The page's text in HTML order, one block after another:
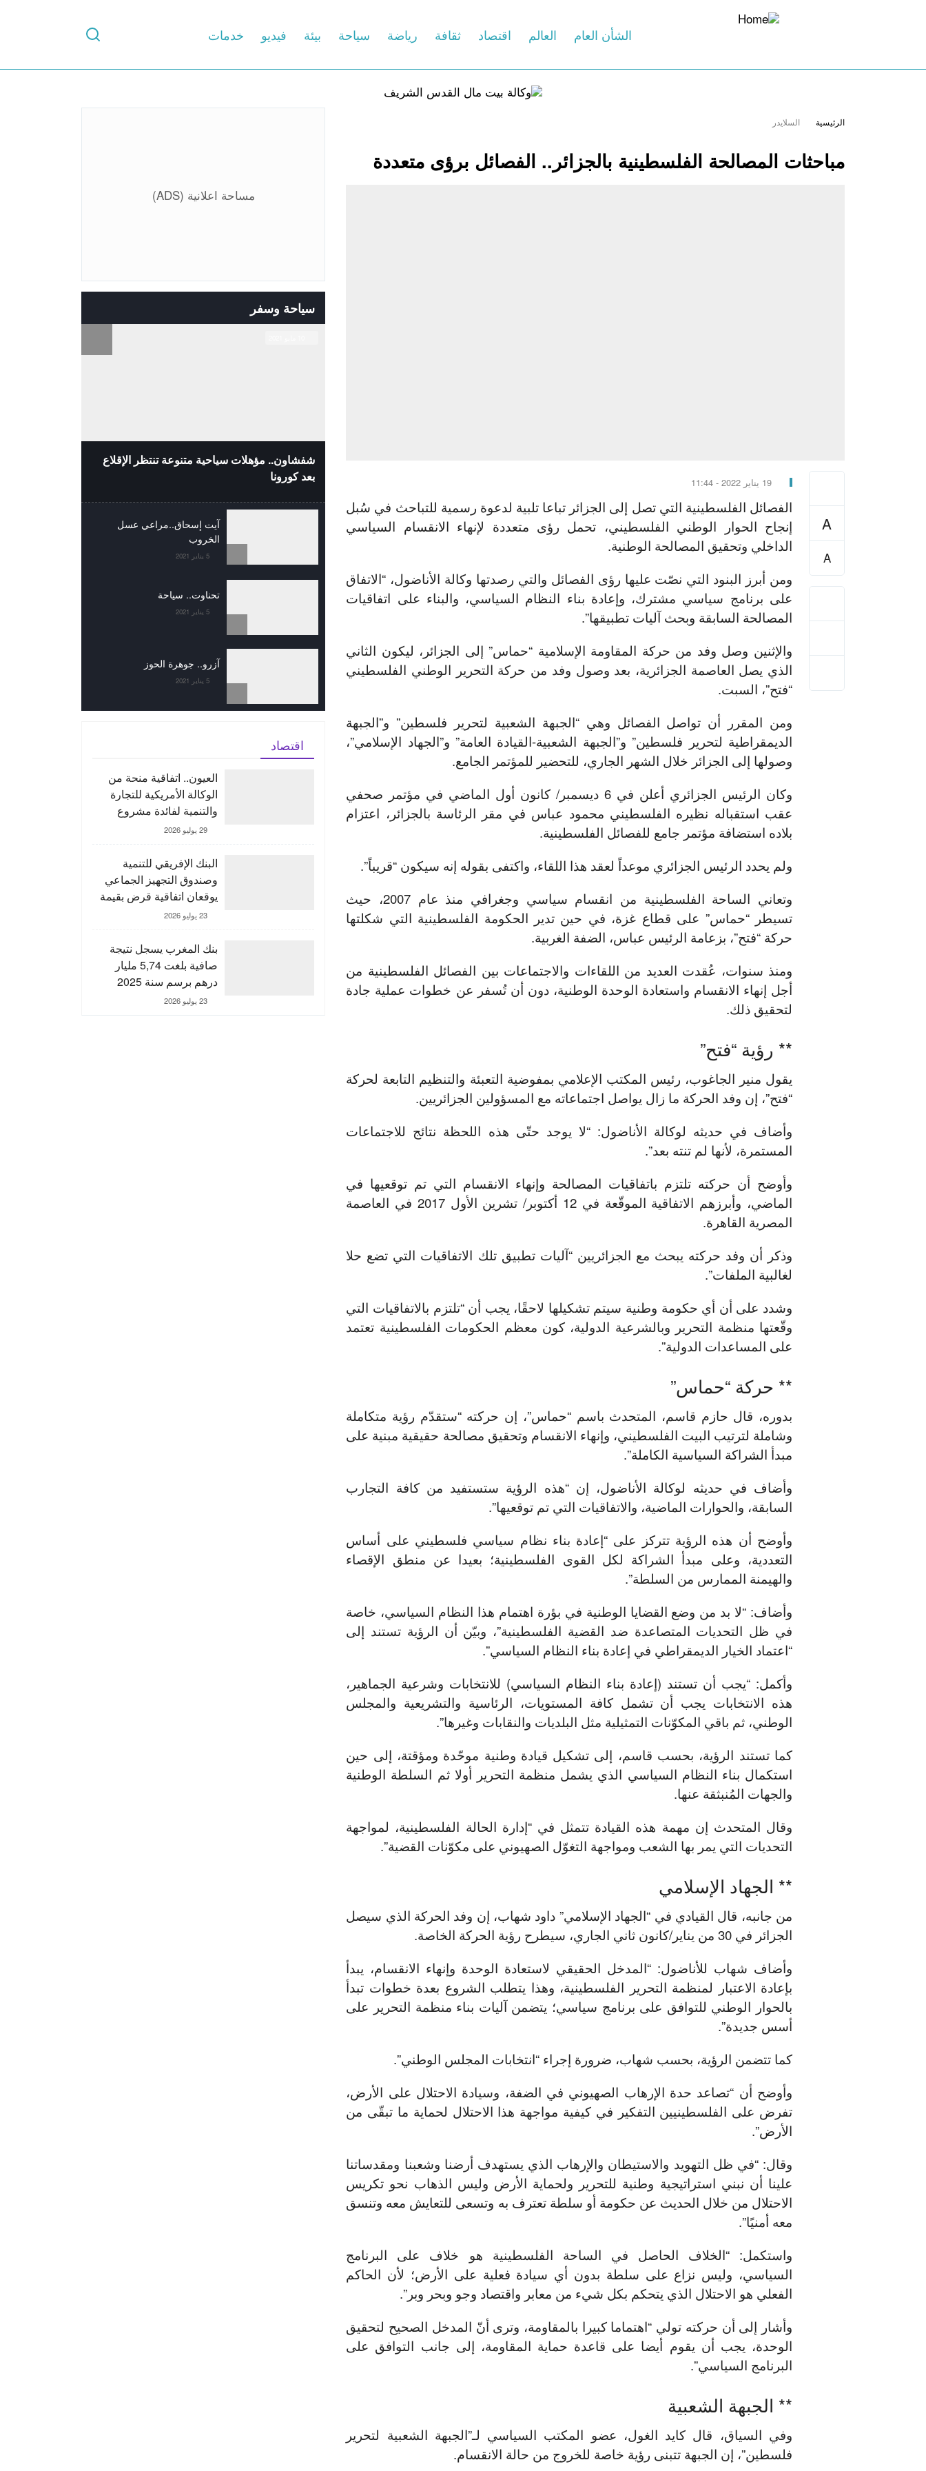
الشأن العام العالم اقتصاد ثقافة رياضة سياحة بيئة فيديو خدمات
الرئيسية السلايدر
مباحثات المصالحة الفلسطينية بالجزائر.. الفصائل برؤى متعددة
الفصائل الفلسطينية التي تصل إلى الجزائر تباعا تلبية لدعوة رسمية للتباحث في سُبل
إنجاح الحوار الوطني الفلسطيني، تحمل رؤى متعددة لإنهاء الانقسام السياسي
الداخلي وتحقيق المصالحة الوطنية.
ومن أبرز البنود التي نصّت عليها رؤى الفصائل والتي رصدتها وكالة الأناضول، “الاتفاق
على برنامج سياسي مشترك، وإعادة بناء النظام السياسي، والبناء على اتفاقيات
المصالحة السابقة وبحث آليات تطبيقها”.
والإثنين وصل وفد من حركة المقاومة الإسلامية “حماس” إلى الجزائر، ليكون الثاني
الذي يصل العاصمة الجزائرية، بعد وصول وفد من حركة التحرير الوطني الفلسطيني
“فتح”، السبت.
ومن المقرر أن تواصل الفصائل وهي “الجبهة الشعبية لتحرير فلسطين” و”الجبهة
الديمقراطية لتحرير فلسطين” و”الجبهة الشعبية-القيادة العامة” و”الجهاد الإسلامي”،
وصولها إلى الجزائر خلال الشهر الجاري، للتحضير للمؤتمر الجامع.
وكان الرئيس الجزائري أعلن في 6 ديسمبر/ كانون أول الماضي في مؤتمر صحفي
عقب استقباله نظيره الفلسطيني محمود عباس في مقر الرئاسة بالجزائر، اعتزام
بلاده استضافة مؤتمر جامع للفصائل الفلسطينية.
ولم يحدد الرئيس الجزائري موعداً لعقد هذا اللقاء، واكتفى بقوله إنه سيكون “قريباً”.
وتعاني الساحة الفلسطينية من انقسام سياسي وجغرافي منذ عام 2007، حيث
تسيطر “حماس” على قطاع غزة، في حين تدير الحكومة الفلسطينية التي شكلتها
حركة “فتح”، بزعامة الرئيس عباس، الضفة الغربية.
ومنذ سنوات، عُقدت العديد من اللقاءات والاجتماعات بين الفصائل الفلسطينية من
أجل إنهاء الانقسام واستعادة الوحدة الوطنية، دون أن تُسفر عن خطوات عملية جادة
لتحقيق ذلك.
** رؤية “فتح”
يقول منير الجاغوب، رئيس المكتب الإعلامي بمفوضية التعبئة والتنظيم التابعة لحركة
“فتح”، إن وفد الحركة ما زال يواصل اجتماعاته مع المسؤولين الجزائريين.
وأضاف في حديثه لوكالة الأناضول: “لا يوجد حتّى هذه اللحظة نتائج للاجتماعات
المستمرة، لأنها لم تنته بعد”.
وأوضح أن حركته تلتزم باتفاقيات المصالحة وإنهاء الانقسام التي تم توقعيها في
الماضي، وأبرزهم الاتفاقية الموقّعة في 12 أكتوبر/ تشرين الأول 2017 في العاصمة
المصرية القاهرة.
وذكر أن وفد حركته يبحث مع الجزائريين “آليات تطبيق تلك الاتفاقيات التي تضع حلا
لغالبية الملفات”.
وشدد على أن أي حكومة وطنية سيتم تشكيلها لاحقًا، يجب أن “تلتزم بالاتفاقيات التي
وقّعتها منظمة التحرير وبالشرعية الدولية، كون معظم الحكومات الفلسطينية تعتمد
على المساعدات الدولية”.
** حركة “حماس”
بدوره، قال حازم قاسم، المتحدث باسم “حماس”، إن حركته “ستقدّم رؤية متكاملة
وشاملة لترتيب البيت الفلسطيني، وإنهاء الانقسام وتحقيق مصالحة حقيقية مبنية على
مبدأ الشراكة السياسية الكاملة”.
وأضاف في حديثه لوكالة الأناضول، إن “هذه الرؤية ستستفيد من كافة التجارب
السابقة، والحوارات الماضية، والاتفاقيات التي تم توقعيها”.
وأوضح أن هذه الرؤية تتركز على “إعادة بناء نظام سياسي فلسطيني على أساس
التعددية، وعلى مبدأ الشراكة لكل القوى الفلسطينية؛ بعيدا عن منطق الإقصاء
والهيمنة الممارس من السلطة”.
وأضاف: “لا بد من وضع القضايا الوطنية في بؤرة اهتمام هذا النظام السياسي، خاصة
في ظل التحديات المتصاعدة ضد القضية الفلسطينية”، وبيّن أن الرؤية تستند إلى
“اعتماد الخيار الديمقراطي في إعادة بناء النظام السياسي”.
وأكمل: “يجب أن تستند (إعادة بناء النظام السياسي) للانتخابات وشرعية الجماهير،
هذه الانتخابات يجب أن تشمل كافة المستويات، الرئاسية والتشريعية والمجلس
الوطني، ثم باقي المكوّنات التمثيلية مثل البلديات والنقابات وغيرها”.
كما تستند الرؤية، بحسب قاسم، إلى تشكيل قيادة وطنية موحّدة ومؤقتة، إلى حين
استكمال بناء النظام السياسي الذي يشمل منظمة التحرير أولا ثم السلطة الوطنية
والجهات المُنبثقة عنها.
وقال المتحدث إن مهمة هذه القيادة تتمثل في “إدارة الحالة الفلسطينية، لمواجهة
التحديات التي يمر بها الشعب ومواجهة التغوّل الصهيوني على مكوّنات القضية”.
** الجهاد الإسلامي
من جانبه، قال القيادي في “الجهاد الإسلامي” داود شهاب، إن وفد الحركة الذي سيصل
الجزائر في 30 من يناير/كانون ثاني الجاري، سيطرح رؤية الحركة الخاصة.
وأضاف شهاب للأناضول: “المدخل الحقيقي لاستعادة الوحدة وإنهاء الانقسام، يبدأ
بإعادة الاعتبار لمنظمة التحرير الفلسطينية، وهذا يتطلب الشروع بعدة خطوات تبدأ
بالحوار الوطني للتوافق على برنامج سياسي؛ يتضمن آليات بناء منظمة التحرير على
أسس جديدة”.
كما تتضمن الرؤية، بحسب شهاب، ضرورة إجراء “انتخابات المجلس الوطني”.
وأوضح أن “تصاعد حدة الإرهاب الصهيوني في الضفة، وسيادة الاحتلال على الأرض،
تفرض على الفلسطينيين التفكير في كيفية مواجهة هذا الاحتلال لحماية ما تبقّى من
الأرض”.
وقال: “في ظل التهويد والاستيطان والإرهاب الذي يستهدف أرضنا وشعبنا ومقدساتنا
علينا أن نبني استراتيجية وطنية للتحرير ولحماية الأرض وليس الذهاب نحو تكريس
الاحتلال من خلال الحديث عن حكومة أو سلطة تعترف به وتسعى للتعايش معه وتنسق
معه أمنيًا”.
واستكمل: “الخلاف الحاصل في الساحة الفلسطينية هو خلاف على البرنامج
السياسي، وليس نزاع على سلطة بدون أي سيادة فعلية على الأرض؛ لأن الحاكم
الفعلي هو الاحتلال الذي يتحكم بكل شيء من معابر واقتصاد وجو وبحر وبر”.
وأشار إلى أن حركته تولي “اهتماما كبيرا بالمقاومة، وترى أنّ المدخل الصحيح لتحقيق
الوحدة، يجب أن يقوم أيضا على قاعدة حماية المقاومة، إلى جانب التوافق على
البرنامج السياسي”.
** الجبهة الشعبية
وفي السياق، قال كايد الغول، عضو المكتب السياسي لـ”الجبهة الشعبية لتحرير
فلسطين”، إن الجبهة تتبنى رؤية خاصة للخروج من حالة الانقسام.
A
A
مساحة اعلانية (ADS)
سياحة وسفر
شفشاون.. مؤهلات سياحية متنوعة تنتظر الإقلاع
بعد كورونا
آيت إسحاق..مراعي عسل
الخروب
5 يناير 2021
تحناوت.. سياحة
5 يناير 2021
آزرو.. جوهرة الحوز
5 يناير 2021
اقتصاد
العيون.. اتفاقية منحة من
الوكالة الأمريكية للتجارة
والتنمية لفائدة مشروع
“ORNX” بغية إنتاج الأمونيا
الخضراء
29 يوليو 2026
البنك الإفريقي للتنمية
وصندوق التجهيز الجماعي
يوقعان اتفاقية قرض بقيمة
150 مليون يورو لدعم23 يوليو 2026
بنك المغرب يسجل نتيجة
صافية بلغت 5,74 مليار
درهم برسم سنة 2025
23 يوليو 2026